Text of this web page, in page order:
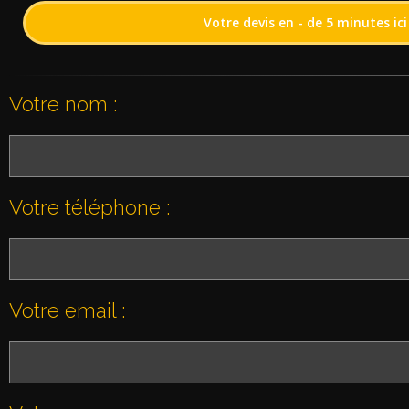
Votre devis en - de 5 minutes
Votre nom :
Votre téléphone :
Votre email :